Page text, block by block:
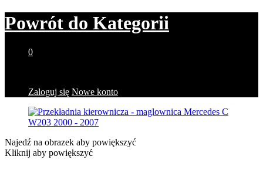
Powrót do Kategorii
0
Zaloguj się Nowe konto
Najedź na obrazek aby powiększyć
Kliknij aby powiększyć